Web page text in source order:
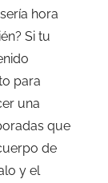
hora
Si tu
para
una
que
de
y el